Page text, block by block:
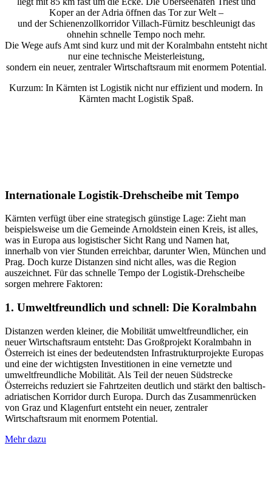
Koper an der Adria öffnen das Tor zur Welt –
und der Schienenzollkorridor Villach-Fürnitz beschleunigt das
ohnehin schnelle Tempo noch mehr.
Die Wege aufs Amt sind kurz und mit der Koralmbahn entsteht nicht
nur eine technische Meisterleistung,
sondern ein neuer, zentraler Wirtschaftsraum mit enormem Potential.
Kurzum: In Kärnten ist Logistik nicht nur effizient und modern. In
Kärnten macht Logistik Spaß.
Internationale Logistik-Drehscheibe mit Tempo
Kärnten verfügt über eine strategisch günstige Lage: Zieht man
beispielsweise um die Gemeinde Arnoldstein einen Kreis, ist alles,
was in Europa aus logistischer Sicht Rang und Namen hat,
innerhalb von vier Stunden erreichbar, darunter Wien, München und
Prag. Doch kurze Distanzen sind nicht alles, was die Region
auszeichnet. Für das schnelle Tempo der Logistik-Drehscheibe
sorgen mehrere Faktoren:
1. Umweltfreundlich und schnell: Die Koralmbahn
Distanzen werden kleiner, die Mobilität umweltfreundlicher, ein
neuer Wirtschaftsraum entsteht: Das Großprojekt Koralmbahn in
Österreich ist eines der bedeutendsten Infrastrukturprojekte Europas
und eine der wichtigsten Investitionen in eine vernetzte und
umweltfreundliche Mobilität. Als Teil der neuen Südstrecke
Österreichs reduziert sie Fahrtzeiten deutlich und stärkt den baltisch-
adriatischen Korridor durch Europa. Durch das Zusammenrücken
von Graz und Klagenfurt entsteht ein neuer, zentraler
Wirtschaftsraum mit enormem Potential.
Mehr dazu